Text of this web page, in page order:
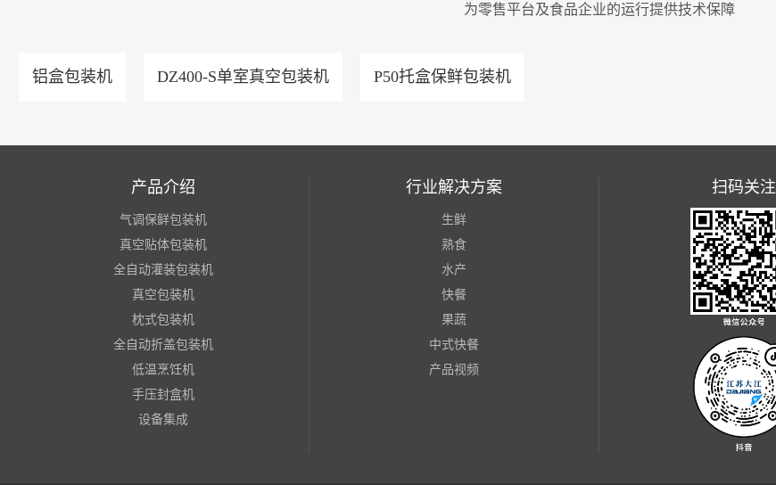
为零售平台及食品企业的运行提供技术保障
铝盒包装机 DZ400-S单室真空包装机 P50托盒保鲜包装机
产品介绍
气调保鲜包装机
真空贴体包装机
全自动灌装包装机
真空包装机
枕式包装机
全自动折盖包装机
低温烹饪机
手压封盒机
设备集成
行业解决方案
生鲜
熟食
水产
快餐
果蔬
中式快餐
产品视频
扫码关注